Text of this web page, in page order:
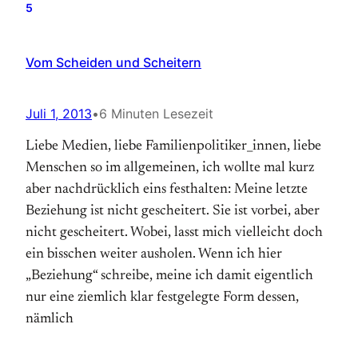
5
Vom Scheiden und Scheitern
Juli 1, 2013•6 Minuten Lesezeit
Liebe Medien, liebe Familienpolitiker_innen, liebe
Menschen so im allgemeinen, ich wollte mal kurz
aber nachdrücklich eins festhalten: Meine letzte
Beziehung ist nicht gescheitert. Sie ist vorbei, aber
nicht gescheitert. Wobei, lasst mich vielleicht doch
ein bisschen weiter ausholen. Wenn ich hier
„Beziehung“ schreibe, meine ich damit eigentlich
nur eine ziemlich klar festgelegte Form dessen,
nämlich